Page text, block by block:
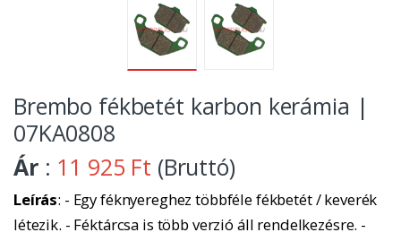
Brembo fékbetét karbon kerámia |
07KA0808
Ár : 11 925 Ft (Bruttó)
Leírás: - Egy féknyereghez többféle fékbetét / keverék
létezik. - Féktárcsa is több verzió áll rendelkezésre. -